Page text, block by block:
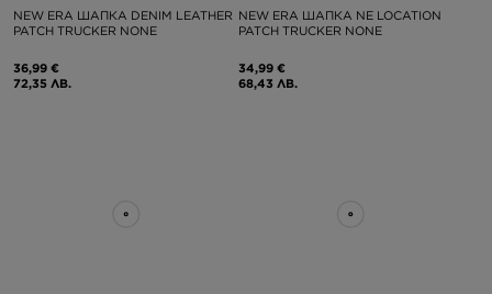
NEW ERA ШАПКА DENIM LEATHER
PATCH TRUCKER NONE
36,99 €
72,35 ЛВ.
NEW ERA ШАПКА NE LOCATION
PATCH TRUCKER NONE
34,99 €
68,43 ЛВ.